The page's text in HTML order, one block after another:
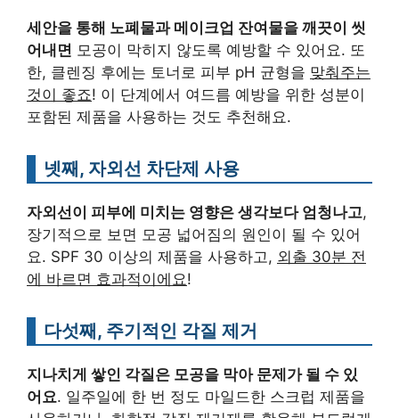
세안을 통해 노폐물과 메이크업 잔여물을 깨끗이 씻
어내면 모공이 막히지 않도록 예방할 수 있어요. 또
한, 클렌징 후에는 토너로 피부 pH 균형을 맞춰주는
것이 좋죠! 이 단계에서 여드름 예방을 위한 성분이
포함된 제품을 사용하는 것도 추천해요.
넷째, 자외선 차단제 사용
자외선이 피부에 미치는 영향은 생각보다 엄청나고,
장기적으로 보면 모공 넓어짐의 원인이 될 수 있어
요. SPF 30 이상의 제품을 사용하고, 외출 30분 전
에 바르면 효과적이에요!
다섯째, 주기적인 각질 제거
지나치게 쌓인 각질은 모공을 막아 문제가 될 수 있
어요. 일주일에 한 번 정도 마일드한 스크럽 제품을